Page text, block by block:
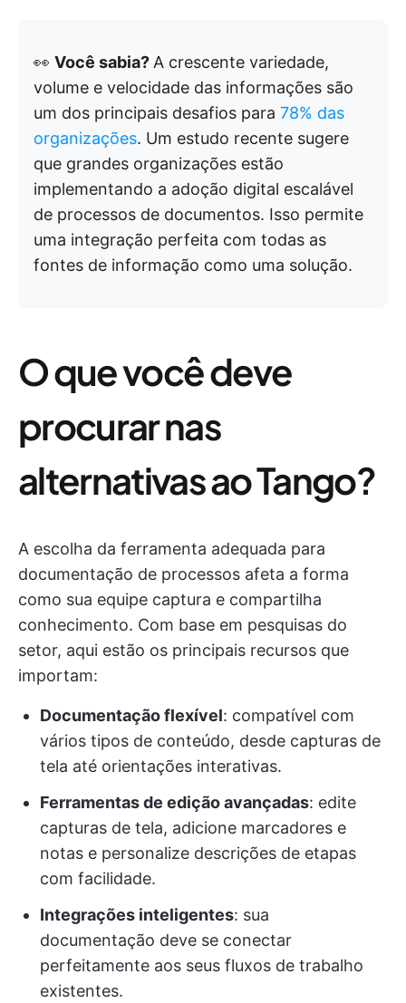
👀 Você sabia? A crescente variedade,
volume e velocidade das informações são
um dos principais desafios para 78% das
organizações. Um estudo recente sugere
que grandes organizações estão
implementando a adoção digital escalável
de processos de documentos. Isso permite
uma integração perfeita com todas as
fontes de informação como uma solução.
O que você deve
procurar nas
alternativas ao Tango?
A escolha da ferramenta adequada para
documentação de processos afeta a forma
como sua equipe captura e compartilha
conhecimento. Com base em pesquisas do
setor, aqui estão os principais recursos que
importam:
Documentação flexível: compatível com
vários tipos de conteúdo, desde capturas de
tela até orientações interativas.
Ferramentas de edição avançadas: edite
capturas de tela, adicione marcadores e
notas e personalize descrições de etapas
com facilidade.
Integrações inteligentes: sua
documentação deve se conectar
perfeitamente aos seus fluxos de trabalho
existentes.